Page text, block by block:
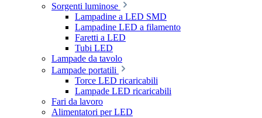
Sorgenti luminose
Lampadine a LED SMD
Lampadine LED a filamento
Faretti a LED
Tubi LED
Lampade da tavolo
Lampade portatili
Torce LED ricaricabili
Lampade LED ricaricabili
Fari da lavoro
Alimentatori per LED